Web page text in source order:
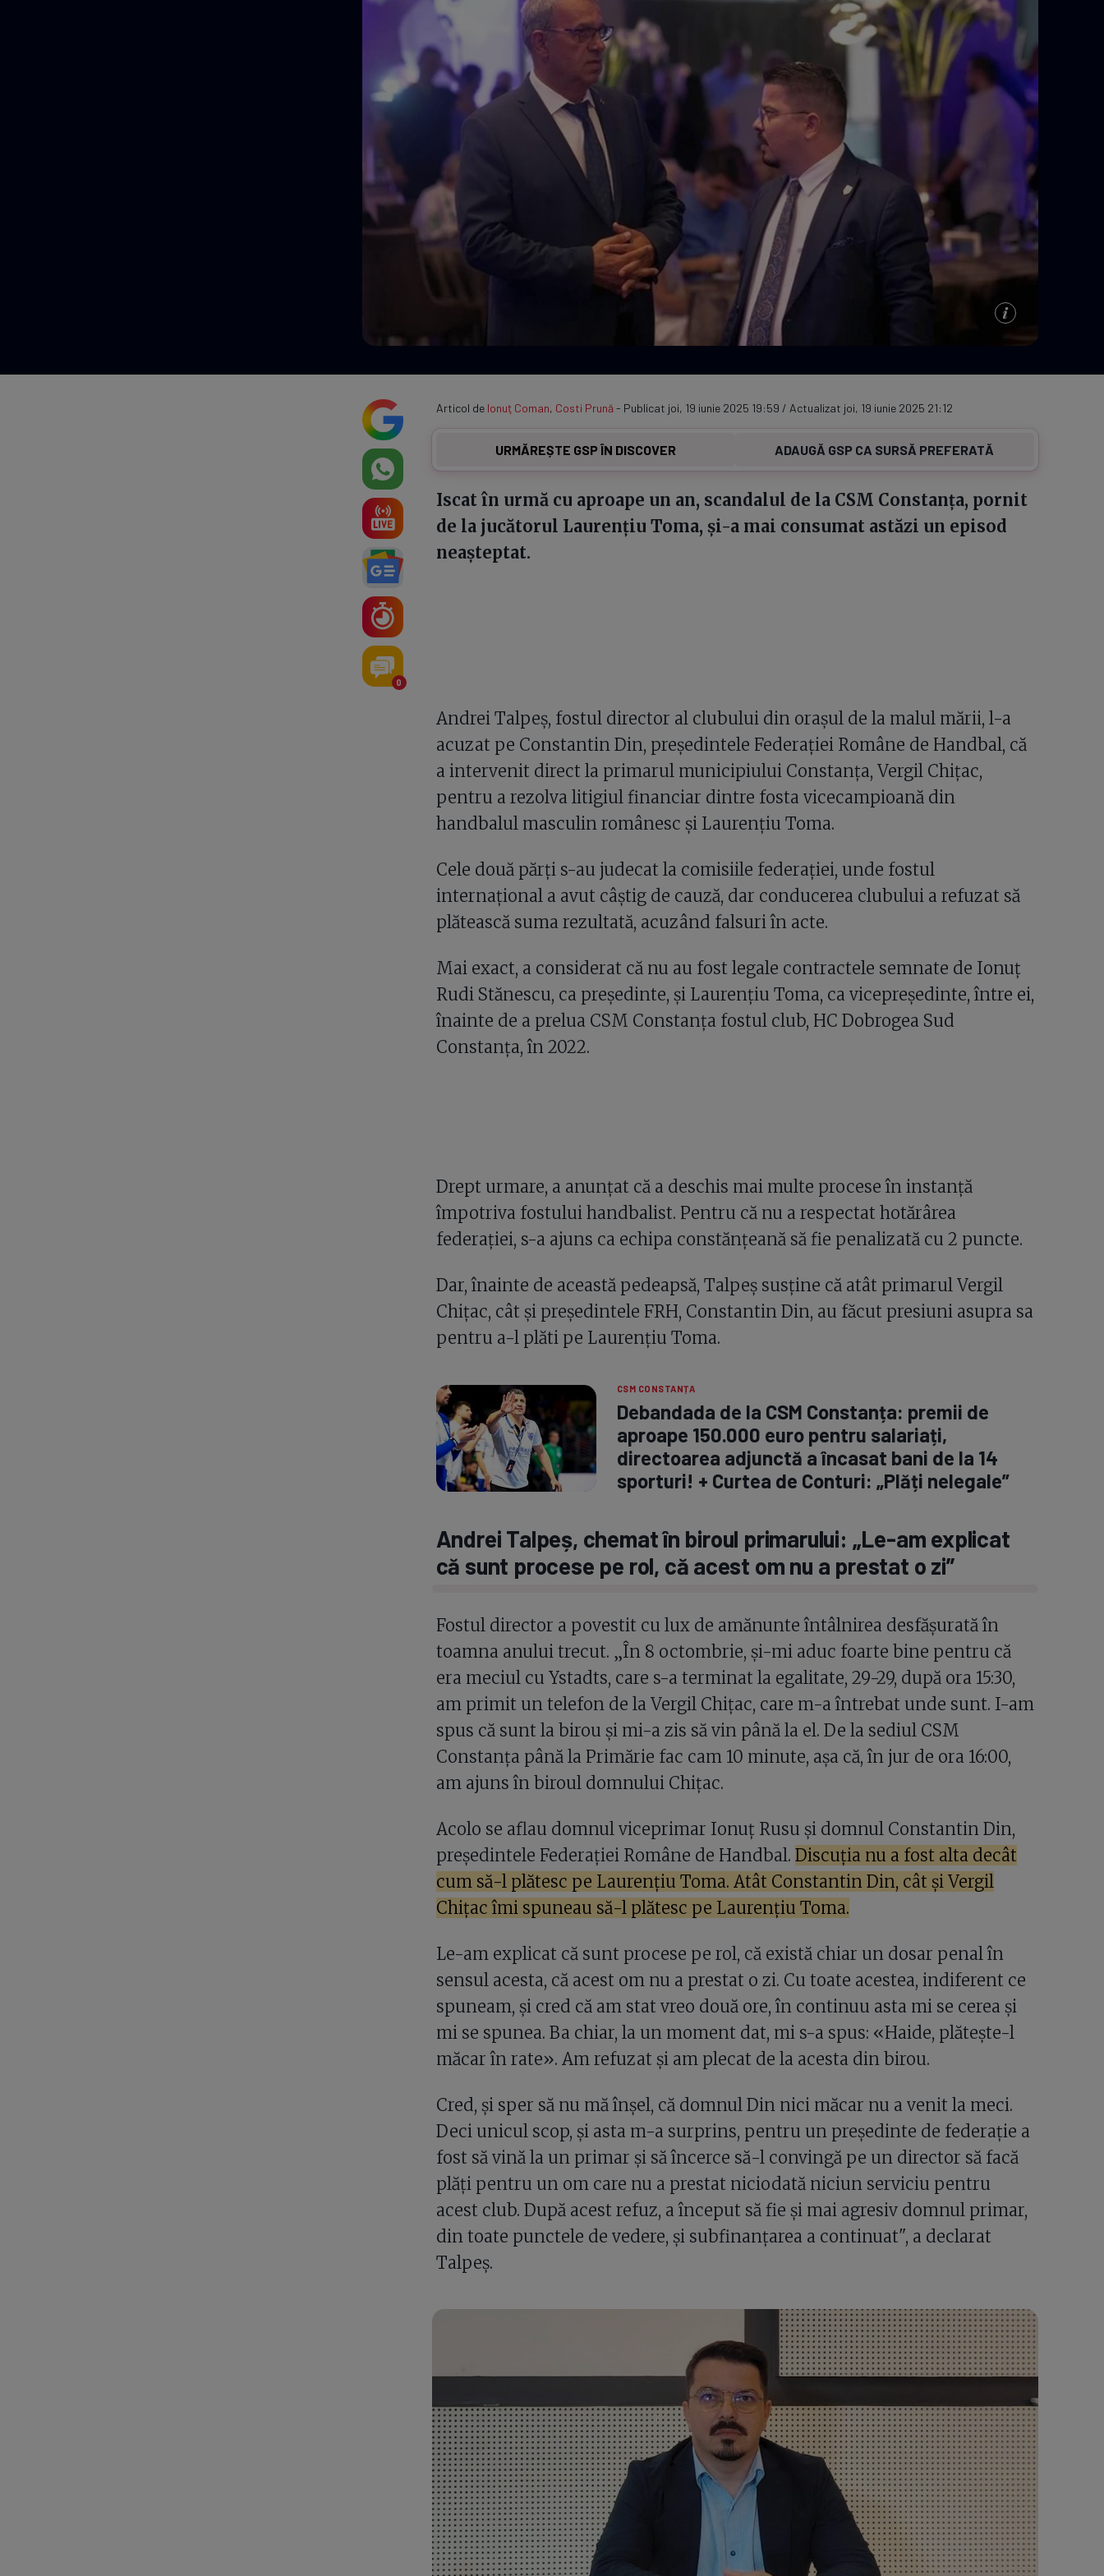
Clasament
Program TV
0
Articol de Ionuţ Coman, Costi Prună- Publicat joi, 19 iunie 2025 19:59 / Actualizat joi, 19 iunie 2025 21:12
URMĂREȘTE GSP ÎN DISCOVER ADAUGĂ GSP CA SURSĂ PREFERATĂ
Iscat în urmă cu aproape un an, scandalul de la CSM Constanța, pornit
de la jucătorul Laurențiu Toma, și-a mai consumat astăzi un episod
neașteptat.
Andrei Talpeș, fostul director al clubului din orașul de la malul mării, l-a
acuzat pe Constantin Din, președintele Federației Române de Handbal, că
a intervenit direct la primarul municipiului Constanța, Vergil Chițac,
pentru a rezolva litigiul financiar dintre fosta vicecampioană din
handbalul masculin românesc și Laurențiu Toma.
Cele două părți s-au judecat la comisiile federației, unde fostul
internațional a avut câștig de cauză, dar conducerea clubului a refuzat să
plătească suma rezultată, acuzând falsuri în acte.
Mai exact, a considerat că nu au fost legale contractele semnate de Ionuț
Rudi Stănescu, ca președinte, și Laurențiu Toma, ca vicepreședinte, între ei,
înainte de a prelua CSM Constanța fostul club, HC Dobrogea Sud
Constanța, în 2022.
Drept urmare, a anunțat că a deschis mai multe procese în instanță
împotriva fostului handbalist. Pentru că nu a respectat hotărârea
federației, s-a ajuns ca echipa constănțeană să fie penalizată cu 2 puncte.
Dar, înainte de această pedeapsă, Talpeș susține că atât primarul Vergil
Chițac, cât și președintele FRH, Constantin Din, au făcut presiuni asupra sa
pentru a-l plăti pe Laurențiu Toma.
CSM CONSTANȚA
Debandada de la CSM Constanța: premii de
aproape 150.000 euro pentru salariați,
directoarea adjunctă a încasat bani de la 14
sporturi! + Curtea de Conturi: „Plăți nelegale”
Andrei Talpeș, chemat în biroul primarului: „Le-am explicat
că sunt procese pe rol, că acest om nu a prestat o zi”
Fostul director a povestit cu lux de amănunte întâlnirea desfășurată în
toamna anului trecut. „În 8 octombrie, și-mi aduc foarte bine pentru că
era meciul cu Ystadts, care s-a terminat la egalitate, 29-29, după ora 15:30,
am primit un telefon de la Vergil Chițac, care m-a întrebat unde sunt. I-am
spus că sunt la birou și mi-a zis să vin până la el. De la sediul CSM
Constanța până la Primărie fac cam 10 minute, așa că, în jur de ora 16:00,
am ajuns în biroul domnului Chițac.
Acolo se aflau domnul viceprimar Ionuț Rusu și domnul Constantin Din,
președintele Federației Române de Handbal. Discuția nu a fost alta decât
cum să-l plătesc pe Laurențiu Toma. Atât Constantin Din, cât și Vergil
Chițac îmi spuneau să-l plătesc pe Laurențiu Toma.
Le-am explicat că sunt procese pe rol, că există chiar un dosar penal în
sensul acesta, că acest om nu a prestat o zi. Cu toate acestea, indiferent ce
spuneam, și cred că am stat vreo două ore, în continuu asta mi se cerea și
mi se spunea. Ba chiar, la un moment dat, mi s-a spus: «Haide, plătește-l
măcar în rate». Am refuzat și am plecat de la acesta din birou.
Cred, și sper să nu mă înșel, că domnul Din nici măcar nu a venit la meci.
Deci unicul scop, și asta m-a surprins, pentru un președinte de federație a
fost să vină la un primar și să încerce să-l convingă pe un director să facă
plăți pentru un om care nu a prestat niciodată niciun serviciu pentru
acest club. După acest refuz, a început să fie și mai agresiv domnul primar,
din toate punctele de vedere, și subfinanțarea a continuat", a declarat
Talpeș.